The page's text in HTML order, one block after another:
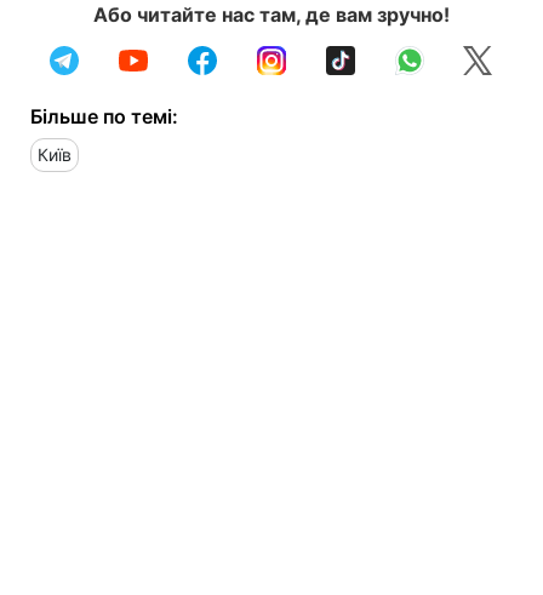
Або читайте нас там, де вам зручно!
Більше по темі:
Київ